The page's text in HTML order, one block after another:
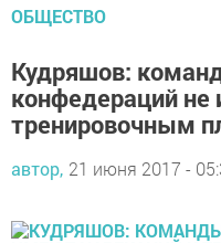
ОБЩЕСТВО
Кудряшов:
конфедераций
тренировочным
автор, 21 июня 2017 -